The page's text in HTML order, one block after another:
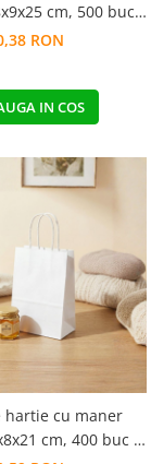
cm, 500 buc -
ALBARON
IN COS
hartie cu maner
cm, 400 buc -